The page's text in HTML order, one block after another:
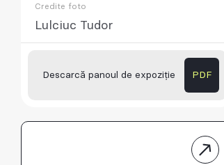
Credite foto
Lulciuc Tudor
Descarcă panoul de expoziție PDF